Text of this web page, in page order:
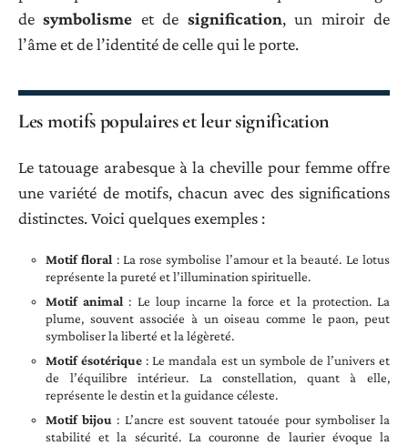
desymbolisme et de signification, un miroir de
l’âme et de l’identité de celle qui le porte.
Les motifs populaires et leur signification
Le tatouage arabesque à la cheville pour femme offre
une variété de motifs, chacun avec des significations
distinctes. Voici quelques exemples :
Motif floral : La rose symbolise l’amour et la beauté. Le lotus
représente la pureté et l’illumination spirituelle.
Motif animal : Le loup incarne la force et la protection. La
plume, souvent associée à un oiseau comme le paon, peut
symboliser la liberté et la légèreté.
Motif ésotérique : Le mandala est un symbole de l’univers et
de l’équilibre intérieur. La constellation, quant à elle,
représente le destin et la guidance céleste.
Motif bijou : L’ancre est souvent tatouée pour symboliser la
stabilité et la sécurité. La couronne de laurier évoque la